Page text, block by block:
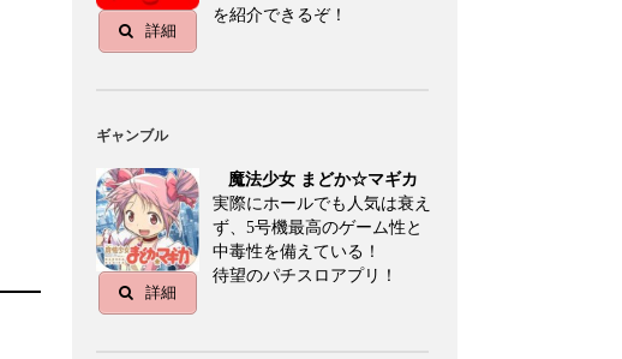
詳細
を紹介できるぞ！
ギャンブル
詳細
魔法少女 まどか☆マギカ
実際にホールでも人気は衰え
ず、5号機最高のゲーム性と
中毒性を備えている！
待望のパチスロアプリ！